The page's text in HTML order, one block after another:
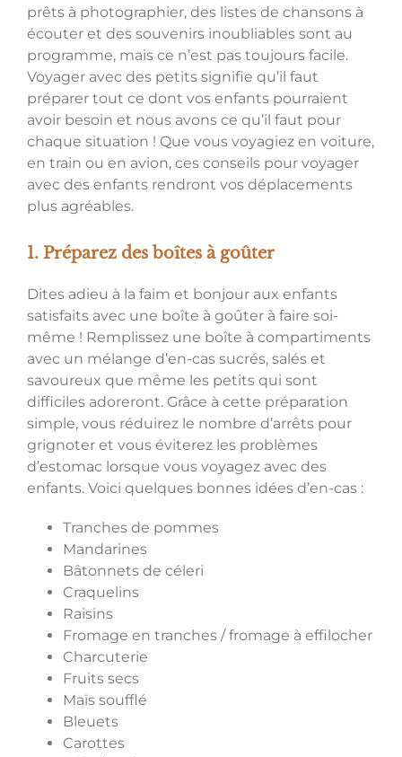
prêts à photographier, des listes de chansons à
écouter et des souvenirs inoubliables sont au
programme, mais ce n’est pas toujours facile.
Voyager avec des petits signifie qu’il faut
préparer tout ce dont vos enfants pourraient
avoir besoin et nous avons ce qu’il faut pour
chaque situation ! Que vous voyagiez en voiture,
en train ou en avion, ces conseils pour voyager
avec des enfants rendront vos déplacements
plus agréables.
1. Préparez des boîtes à goûter
Dites adieu à la faim et bonjour aux enfants
satisfaits avec une boîte à goûter à faire soi-
même ! Remplissez une boîte à compartiments
avec un mélange d’en-cas sucrés, salés et
savoureux que même les petits qui sont
difficiles adoreront. Grâce à cette préparation
simple, vous réduirez le nombre d’arrêts pour
grignoter et vous éviterez les problèmes
d’estomac lorsque vous voyagez avec des
enfants. Voici quelques bonnes idées d’en-cas :
Tranches de pommes
Mandarines
Bâtonnets de céleri
Craquelins
Raisins
Fromage en tranches / fromage à effilocher
Charcuterie
Fruits secs
Maïs soufflé
Bleuets
Carottes